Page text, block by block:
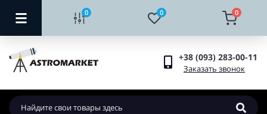
0 0 0
+38 (093) 283-00-11
Заказать звонок